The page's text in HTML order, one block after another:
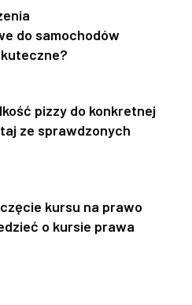
do samochodów
pizzy do konkretnej
ze sprawdzonych
kursu na prawo
o kursie prawa